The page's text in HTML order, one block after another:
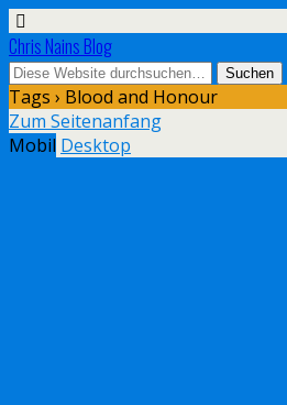
Chris Nains Blog
Tags › Blood and Honour
Zum Seitenanfang
Mobil Desktop